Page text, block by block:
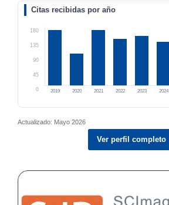
Citas recibidas por año
180
135
90
45
0 2019 2020 2021 2022 2023 2024
Actualizado: Mayo 2026
Ver perfil completo